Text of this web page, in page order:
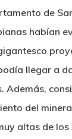
de
habían
llegar a
Además,
del
altas de los